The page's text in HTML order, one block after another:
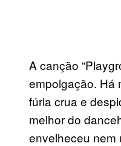
A canção
empolgação. Há
fúria crua e
melhor do
envelheceu nem